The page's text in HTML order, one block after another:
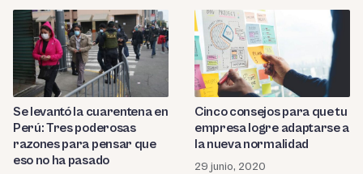
Se levantó la cuarentena en
Perú: Tres poderosas
razones para pensar que
eso no ha pasado
Cinco consejos para que tu
empresa logre adaptarse a
la nueva normalidad
29 junio, 2020